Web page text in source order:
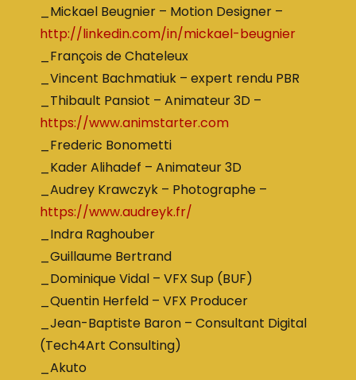
_Mickael Beugnier – Motion Designer –
http://linkedin.com/in/mickael-beugnier
_François de Chateleux
_Vincent Bachmatiuk – expert rendu PBR
_Thibault Pansiot – Animateur 3D –
https://www.animstarter.com
_Frederic Bonometti
_Kader Alihadef – Animateur 3D
_Audrey Krawczyk – Photographe –
https://www.audreyk.fr/
_Indra Raghouber
_Guillaume Bertrand
_Dominique Vidal – VFX Sup (BUF)
_Quentin Herfeld – VFX Producer
_Jean-Baptiste Baron – Consultant Digital
(Tech4Art Consulting)
_Akuto